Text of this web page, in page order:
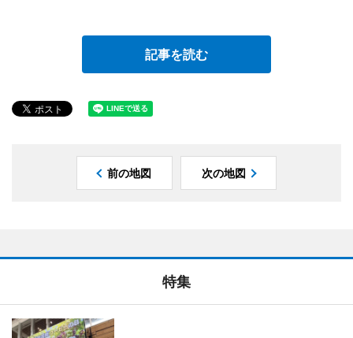
記事を読む
前の地図 次の地図
特集